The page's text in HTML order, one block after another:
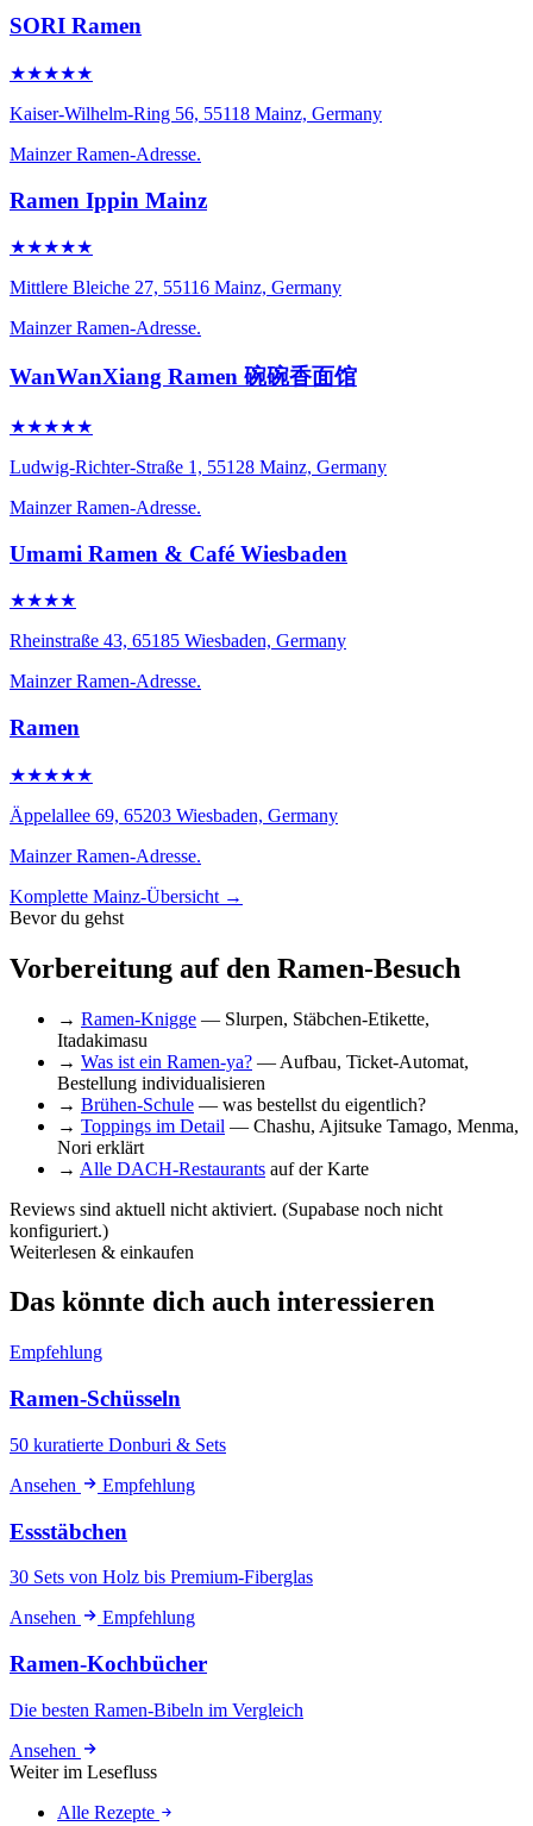
SORI Ramen
★★★★★
Kaiser-Wilhelm-Ring 56, 55118 Mainz, Germany
Mainzer Ramen-Adresse.
Ramen Ippin Mainz
★★★★★
Mittlere Bleiche 27, 55116 Mainz, Germany
Mainzer Ramen-Adresse.
WanWanXiang Ramen 碗碗香面馆
★★★★★
Ludwig-Richter-Straße 1, 55128 Mainz, Germany
Mainzer Ramen-Adresse.
Umami Ramen & Café Wiesbaden
★★★★
Rheinstraße 43, 65185 Wiesbaden, Germany
Mainzer Ramen-Adresse.
Ramen
★★★★★
Äppelallee 69, 65203 Wiesbaden, Germany
Mainzer Ramen-Adresse.
Komplette Mainz-Übersicht →
Bevor du gehst
Vorbereitung auf den Ramen-Besuch
→ Ramen-Knigge — Slurpen, Stäbchen-Etikette,
Itadakimasu
→ Was ist ein Ramen-ya? — Aufbau, Ticket-Automat,
Bestellung individualisieren
→ Brühen-Schule — was bestellst du eigentlich?
→ Toppings im Detail — Chashu, Ajitsuke Tamago, Menma,
Nori erklärt
→ Alle DACH-Restaurants auf der Karte
Reviews sind aktuell nicht aktiviert. (Supabase noch nicht
konfiguriert.)
Weiterlesen & einkaufen
Das könnte dich auch interessieren
Empfehlung
Ramen-Schüsseln
50 kuratierte Donburi & Sets
Ansehen
Empfehlung
Essstäbchen
30 Sets von Holz bis Premium-Fiberglas
Ansehen
Empfehlung
Ramen-Kochbücher
Die besten Ramen-Bibeln im Vergleich
Ansehen
Weiter im Lesefluss
Alle Rezepte